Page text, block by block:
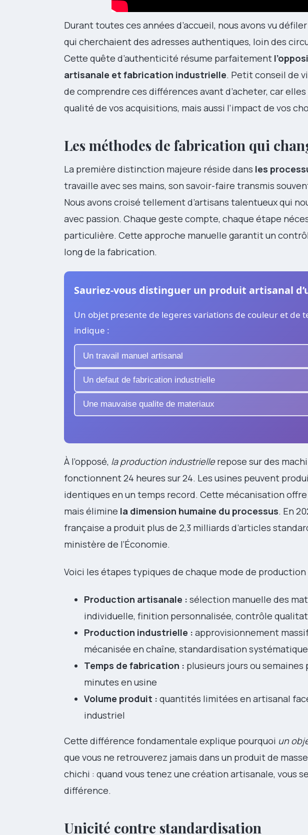
Durant toutes ces années d’accueil, nous avons vu
qui cherchaient des adresses authentiques, loin des
Cette quête d’authenticité résume parfaitement
artisanale et fabrication industrielle. Petit conseil de
de comprendre ces différences avant d’acheter, car
qualité de vos acquisitions, mais aussi l’impact de vos
Les méthodes de fabrication qui
La première distinction majeure réside dans les
travaille avec ses mains, son savoir-faire transmis
Nous avons croisé tellement d’artisans talentueux qui
avec passion. Chaque geste compte, chaque étape
particulière. Cette approche manuelle garantit un
long de la fabrication.
Sauriez-vous distinguer un produit artisanal
Un objet presente de legeres variations de couleur et de
indique :
Un travail manuel artisanal
Un defaut de fabrication industrielle
Une mauvaise qualite de materiaux
À l’opposé, la production industriellerepose sur des
fonctionnent 24 heures sur 24. Les usines peuvent
identiques en un temps record. Cette mécanisation
mais élimine la dimension humaine du processus. En
française a produit plus de 2,3 milliards d’articles
ministère de l’Économie.
Voici les étapes typiques de chaque mode de production
Production artisanale : sélection manuelle des
individuelle, finition personnalisée, contrôle
Production industrielle : approvisionnement
mécanisée en chaîne, standardisation
Temps de fabrication : plusieurs jours ou
minutes en usine
Volume produit : quantités limitées en artisanal
industriel
Cette différence fondamentale explique pourquoi un
que vous ne retrouverez jamais dans un produit de
chichi : quand vous tenez une création artisanale, vous
différence.
Unicité contre standardisation